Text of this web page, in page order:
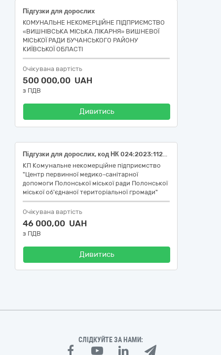
Підгузки для дорослих
КОМУНАЛЬНЕ НЕКОМЕРЦІЙНЕ ПІДПРИЄМСТВО
«ВИШНІВСЬКА МІСЬКА ЛІКАРНЯ» ВИШНЕВОЇ
МІСЬКОЇ РАДИ БУЧАНСЬКОГО РАЙОНУ
КИЇВСЬКОЇ ОБЛАСТІ
Очікувана вартість
500 000,00 UAH
з ПДВ
Дивитись
Підгузки для дорослих, код НК 024:2023:11239- Підгузник для дорослих, Підгузки для дорослих, код НК 024:2023:11239- Підгузник для дорослих,
КП Комунальне некомерційне підприємство
"Центр первинної медико-санітарної
допомоги Полонської міської ради Полонської
міської об'єднаної територіальної громади"
Очікувана вартість
46 000,00 UAH
з ПДВ
Дивитись
СЛІДКУЙТЕ ЗА НАМИ: